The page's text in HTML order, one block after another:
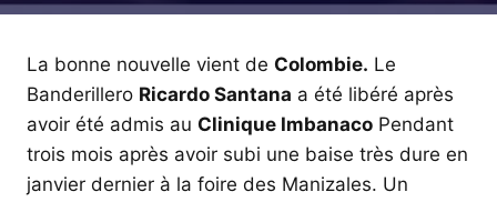
La bonne nouvelle vient de Colombie. Le
Banderillero Ricardo Santana a été libéré après
avoir été admis au Clinique Imbanaco Pendant
trois mois après avoir subi une baise très dure en
janvier dernier à la foire des Manizales. Un